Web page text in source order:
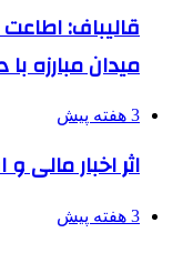
قالیباف:
میدان مبارزه
3 هفته پیش
اثر اخبار
3 هفته پیش